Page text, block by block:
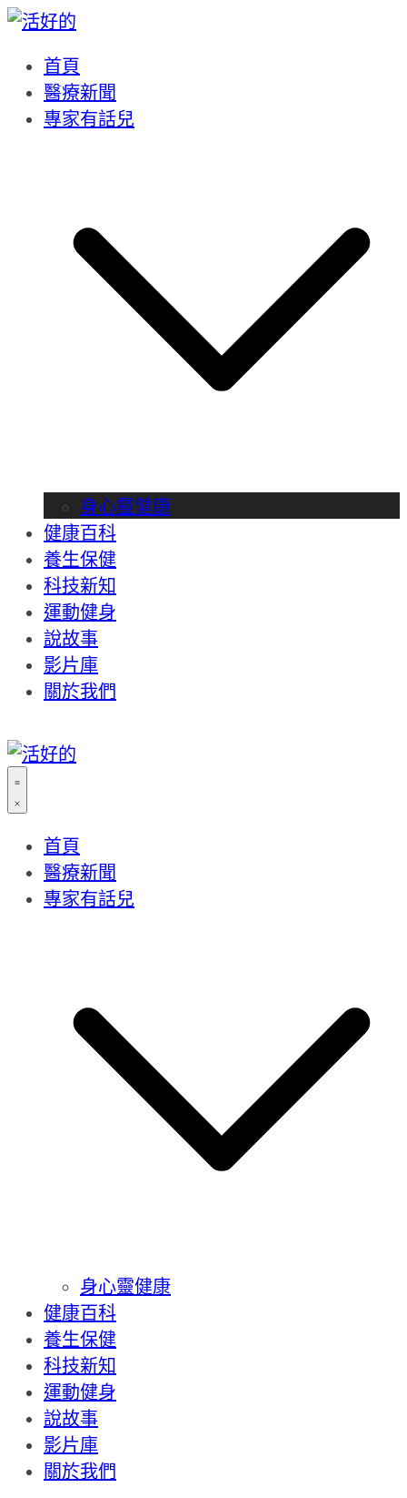
Skip
content首頁
醫療新聞
專家有話兒
身心靈健康
健康百科
養生保健
科技新知
運動健身
說故事
影片庫
關於我們
首頁
醫療新聞
專家有話兒
身心靈健康
健康百科
養生保健
科技新知
運動健身
說故事
影片庫
關於我們